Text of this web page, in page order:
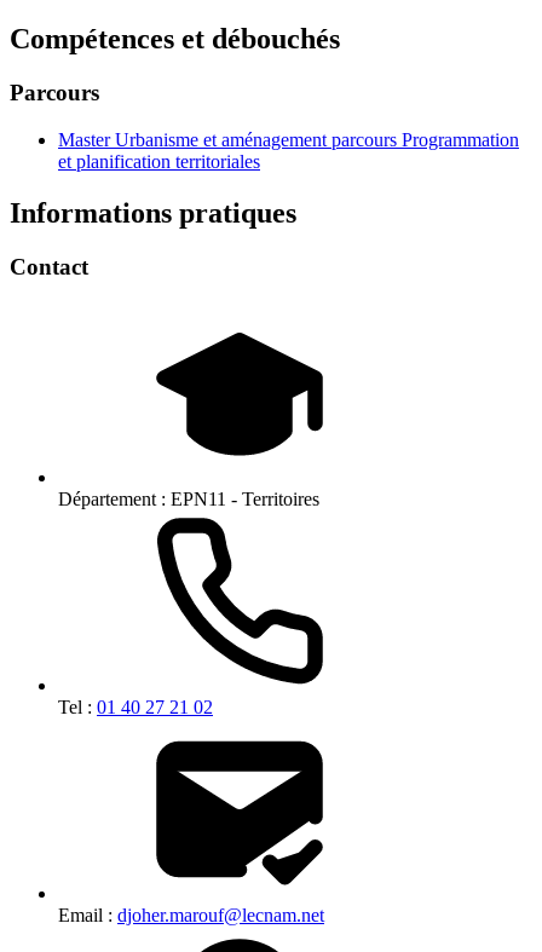
Compétences et débouchés
Parcours
Master Urbanisme et aménagement parcours Programmation
et planification territoriales
Informations pratiques
Contact
Département : EPN11 - Territoires
Tel : 01 40 27 21 02
Email : djoher.marouf@lecnam.net